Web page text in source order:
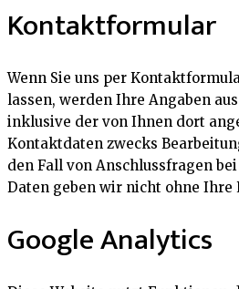
Kontaktformular
Wenn Sie uns per
lassen, werden Ihre Angaben
inklusive der von Ihnen dort
Kontaktdaten zwecks
den Fall von Anschlussfragen
Daten geben wir nicht ohne
Google Analytics